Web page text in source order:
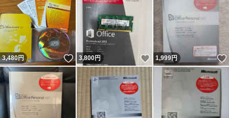
3,480円 いいね！
3,800円 いいね！
1,999円